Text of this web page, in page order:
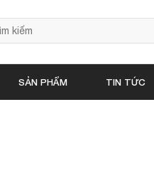
SẢN PHẨM TIN TỨC